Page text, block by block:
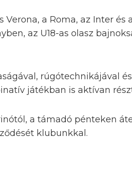
a Roma, az Inter és
az U18-as olasz
rúgótechnikájával és
játékban is aktívan
a támadó pénteken
klubunkkal.